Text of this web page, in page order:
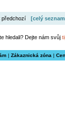
předchozí [celý
hledali? Dejte nám svůj
| Zákaznická zóna |